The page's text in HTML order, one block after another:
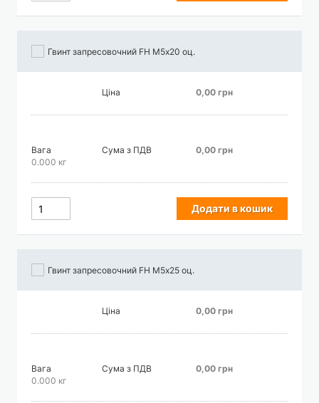
Гвинт запресовочний FH М5х20 оц.
Ціна 0,00 грн
Вага
0.000 кг
Сума з ПДВ 0,00 грн
Додати в кошик
Гвинт запресовочний FH М5х25 оц.
Ціна 0,00 грн
Вага
0.000 кг
Сума з ПДВ 0,00 грн